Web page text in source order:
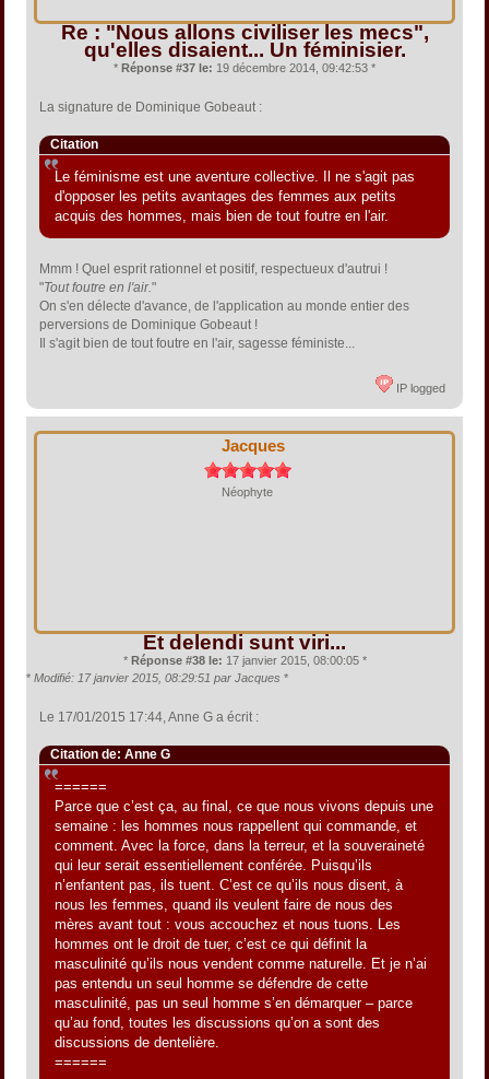
Re : "Nous allons civiliser les mecs",
qu'elles disaient... Un féminisier.
* Réponse #37 le: 19 décembre 2014, 09:42:53 *
La signature de Dominique Gobeaut :
Citation
Le féminisme est une aventure collective. Il ne s'agit pas
d'opposer les petits avantages des femmes aux petits
acquis des hommes, mais bien de tout foutre en l'air.
Mmm ! Quel esprit rationnel et positif, respectueux d'autrui !
"Tout foutre en l'air."
On s'en délecte d'avance, de l'application au monde entier des
perversions de Dominique Gobeaut !
Il s'agit bien de tout foutre en l'air, sagesse féministe...
IP logged
Jacques
Néophyte
Et delendi sunt viri...
* Réponse #38 le: 17 janvier 2015, 08:00:05 *
* Modifié: 17 janvier 2015, 08:29:51 par Jacques *
Le 17/01/2015 17:44, Anne G a écrit :
Citation de: Anne G
======
Parce que c’est ça, au final, ce que nous vivons depuis une
semaine : les hommes nous rappellent qui commande, et
comment. Avec la force, dans la terreur, et la souveraineté
qui leur serait essentiellement conférée. Puisqu’ils
n’enfantent pas, ils tuent. C’est ce qu’ils nous disent, à
nous les femmes, quand ils veulent faire de nous des
mères avant tout : vous accouchez et nous tuons. Les
hommes ont le droit de tuer, c’est ce qui définit la
masculinité qu’ils nous vendent comme naturelle. Et je n’ai
pas entendu un seul homme se défendre de cette
masculinité, pas un seul homme s’en démarquer – parce
qu’au fond, toutes les discussions qu’on a sont des
discussions de dentelière.
======